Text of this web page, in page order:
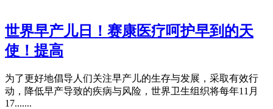
世界早产儿日！赛康医疗呵护早到的天
使！提高
为了更好地倡导人们关注早产儿的生存与发展，采取有效行
动，降低早产导致的疾病与风险，世界卫生组织将每年11月
17.......